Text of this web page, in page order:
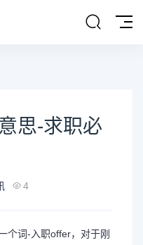
思-求职必
4
个词-入职offer，对于刚